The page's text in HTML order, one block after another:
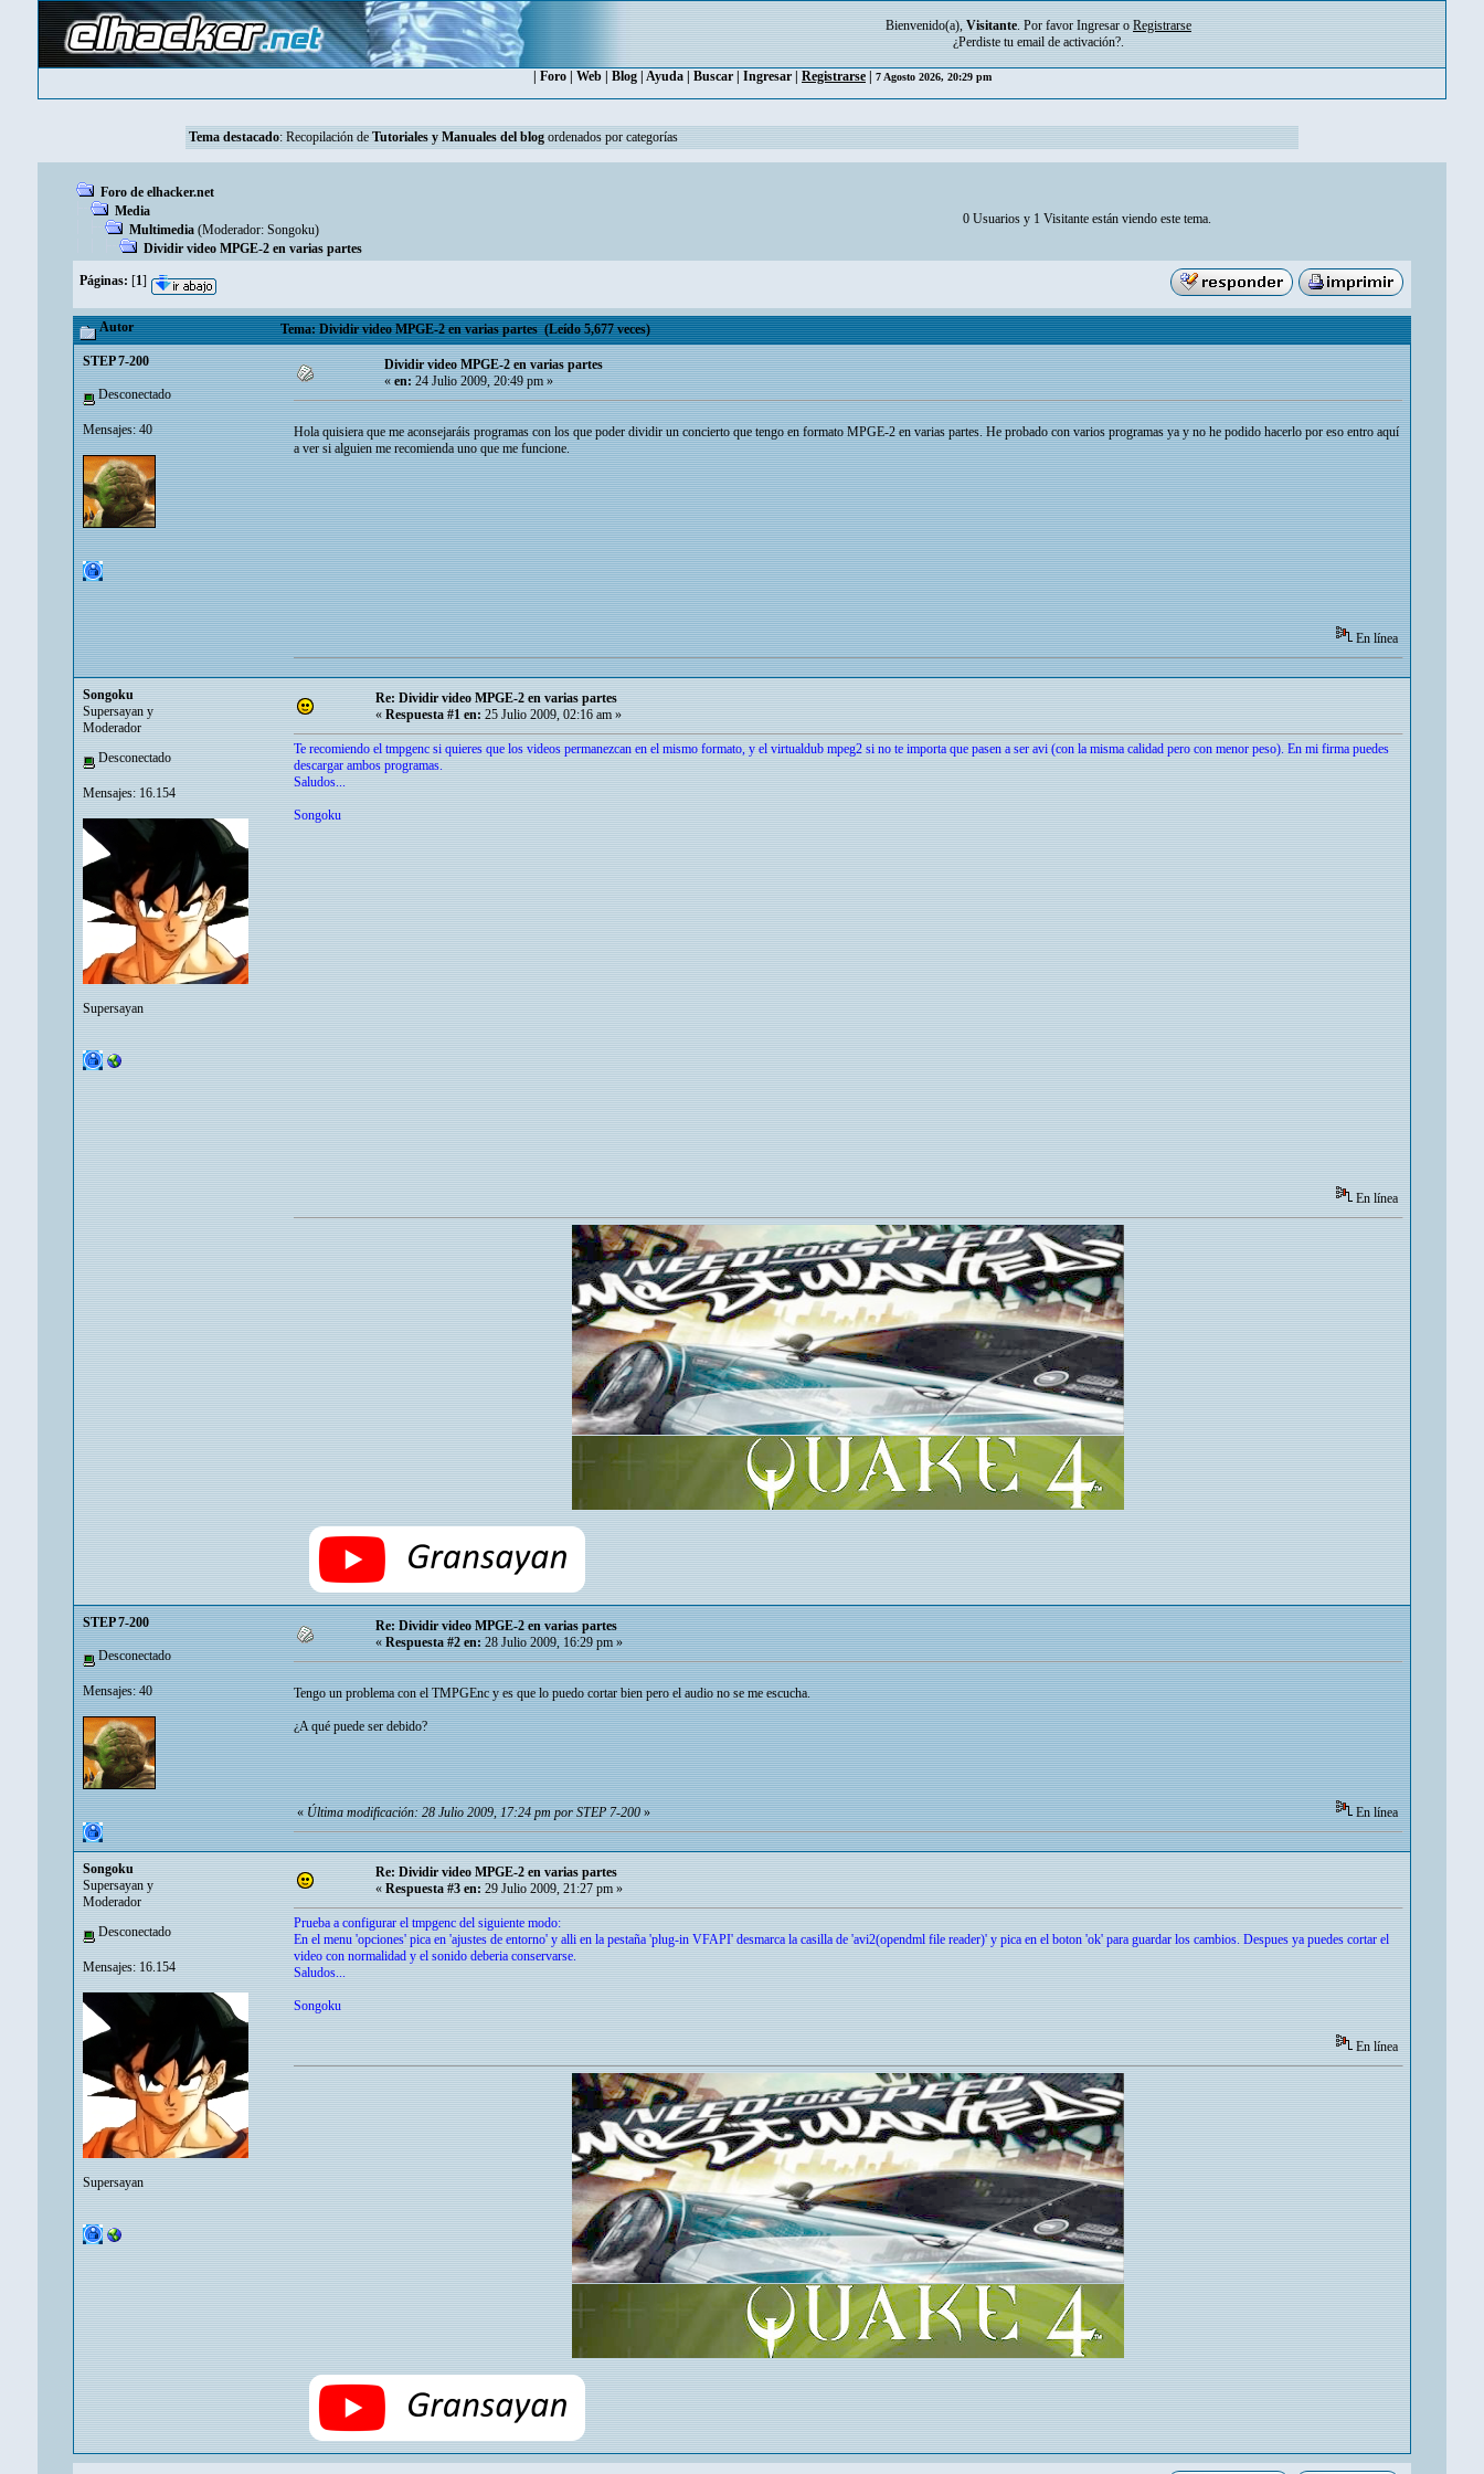
Bienvenido(a), Visitante. Por favor Ingresar o Registrarse
¿Perdiste tu email de activación?.
Foro Web Blog Ayuda Buscar Ingresar Registrarse 7 Agosto 2026, 20:29 pm
Tema destacado: Recopilación de Tutoriales y Manuales del blog ordenados por categorías
Foro de elhacker.net
Media
Multimedia (Moderador: Songoku)
Dividir video MPGE-2 en varias partes
0 Usuarios y 1 Visitante están viendo este tema.
Páginas: [1]
Autor Tema: Dividir video MPGE-2 en varias partes (Leído 5,677 veces)
STEP 7-200
Desconectado
Mensajes: 40
Dividir video MPGE-2 en varias partes
«en:24 Julio 2009, 20:49 pm »
Hola quisiera que me aconsejaráis programas con los que poder dividir un concierto que tengo en formato MPGE-2 en varias partes. He probado con varios programas ya y no he podido hacerlo por eso entro aquí
a ver si alguien me recomienda uno que me funcione.
En línea
Songoku
Supersayan y
Moderador
Desconectado
Mensajes: 16.154
Supersayan
Re: Dividir video MPGE-2 en varias partes
« Respuesta #1 en: 25 Julio 2009, 02:16 am »
Te recomiendo el tmpgenc si quieres que los videos permanezcan en el mismo formato, y el virtualdub mpeg2 si no te importa que pasen a ser avi (con la misma calidad pero con menor peso). En mi firma puedes
descargar ambos programas.
Saludos...
Songoku
En línea
STEP 7-200
Desconectado
Mensajes: 40
Re: Dividir video MPGE-2 en varias partes
«Respuesta #2 en:28 Julio 2009, 16:29 pm »
Tengo un problema con el TMPGEnc y es que lo puedo cortar bien pero el audio no se me escucha.
¿A qué puede ser debido?
«Última modificación: 28 Julio 2009, 17:24 pm por STEP 7-200» En línea
Songoku
Supersayan y
Moderador
Desconectado
Mensajes: 16.154
Supersayan
Re: Dividir video MPGE-2 en varias partes
« Respuesta #3 en: 29 Julio 2009, 21:27 pm »
Prueba a configurar el tmpgenc del siguiente modo:
En el menu 'opciones' pica en 'ajustes de entorno' y alli en la pestaña 'plug-in VFAPI' desmarca la casilla de 'avi2(opendml file reader)' y pica en el boton 'ok' para guardar los cambios. Despues ya puedes cortar el
video con normalidad y el sonido deberia conservarse.
Saludos...
Songoku
En línea